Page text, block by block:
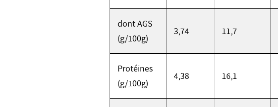
dont AGS
(g/100g)
3,74 11,7
Protéines
(g/100g)
4,38 16,1